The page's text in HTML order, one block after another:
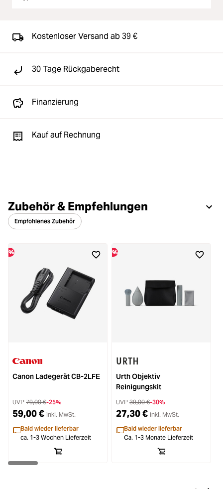
Kostenloser Versand ab 39 €
30 Tage Rückgaberecht
Finanzierung
Kauf auf Rechnung
Zubehör & Empfehlungen
Empfohlenes Zubehör
%
Canon Ladegerät CB-2LFE
UVP 79,00 €-25%
59,00 € inkl. MwSt.
Bald wieder lieferbar
ca. 1-3 Wochen Lieferzeit
%
Urth Objektiv
Reinigungskit
UVP 39,00 €-30%
27,30 € inkl. MwSt.
Bald wieder lieferbar
Ca. 1-3 Monate Lieferzeit